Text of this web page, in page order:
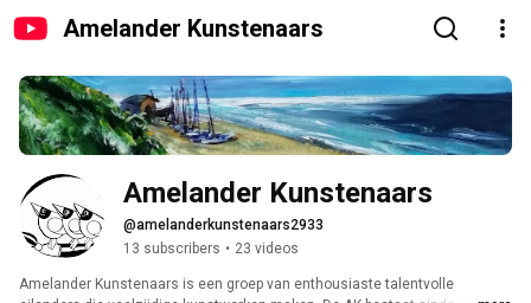
Amelander Kunstenaars
Amelander Kunstenaars
@amelanderkunstenaars2933
13 subscribers • 23 videos
Amelander Kunstenaars is een groep van enthousiaste talentvolle